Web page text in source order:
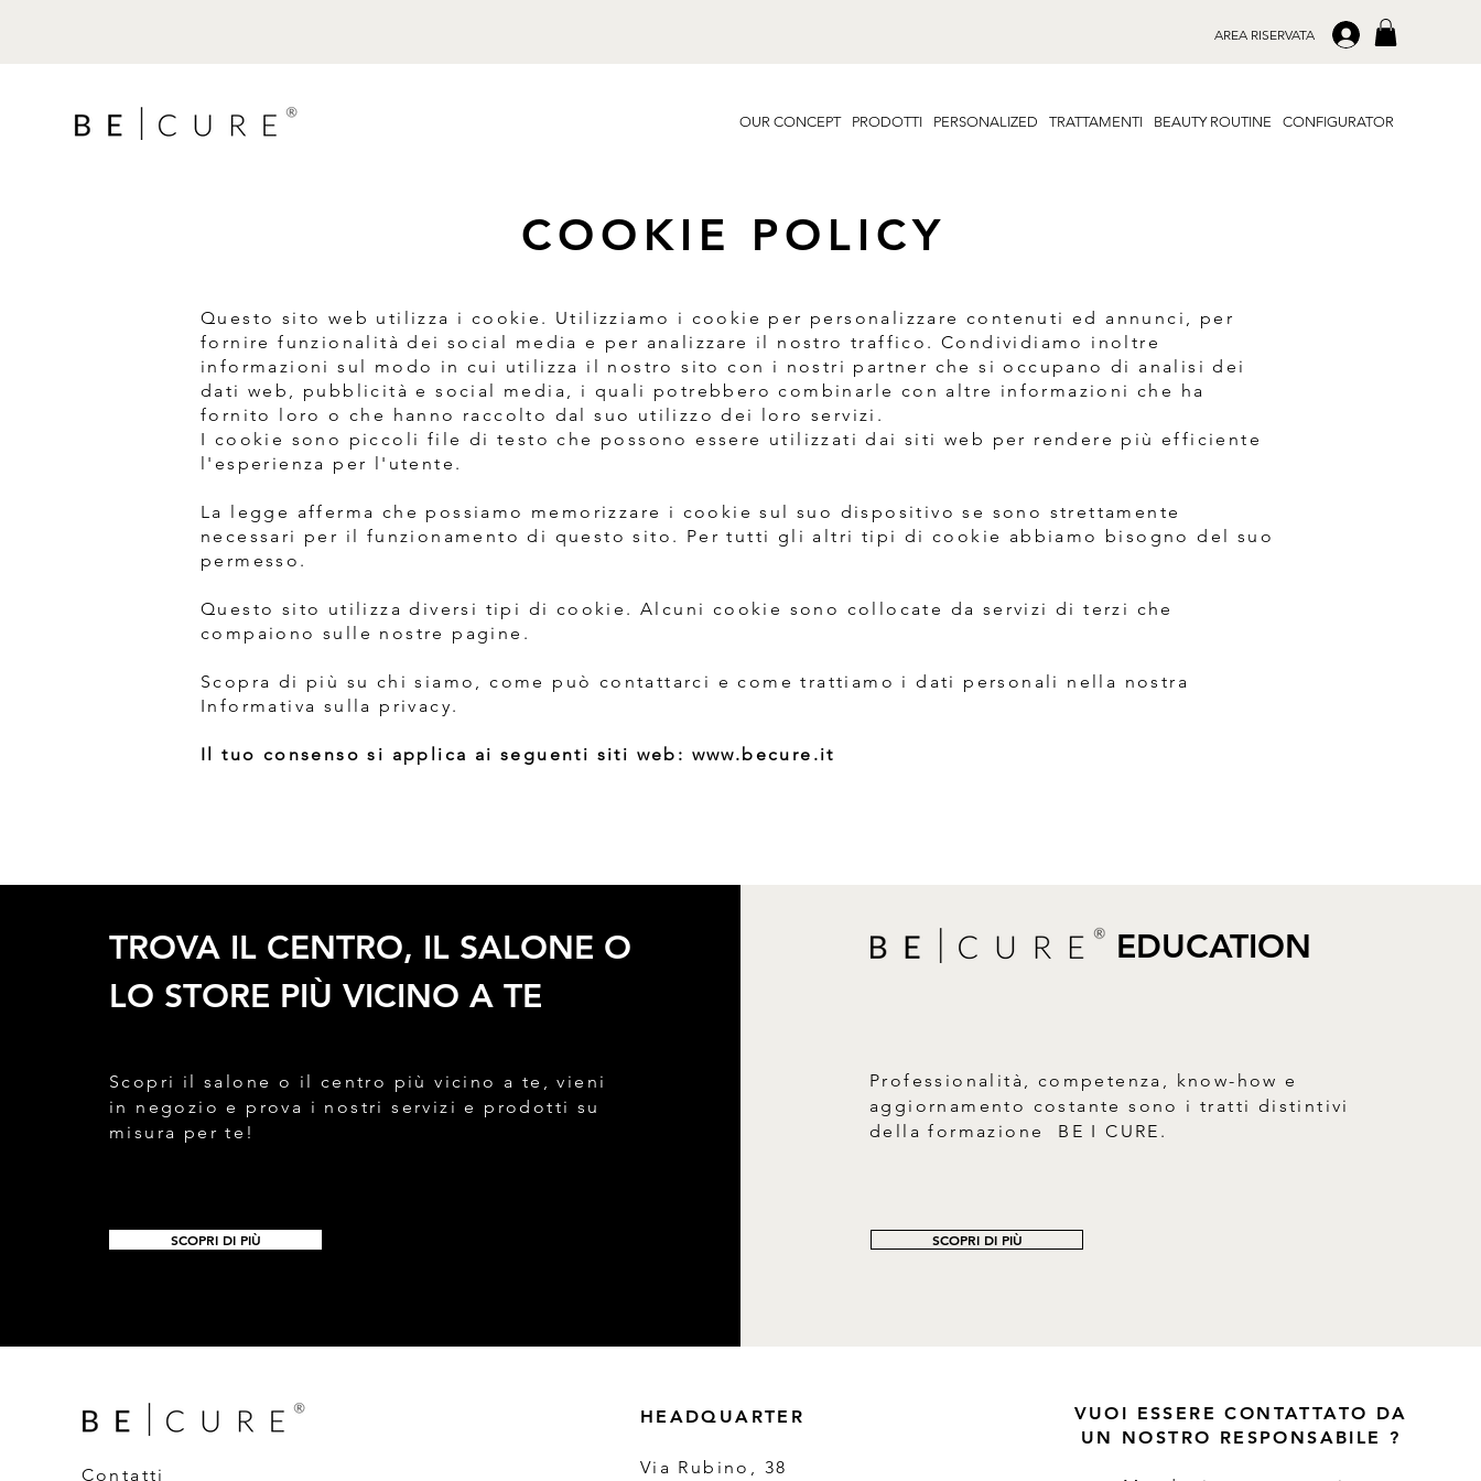
AREA RISERVATA .
OUR CONCEPT PRODOTTI PERSONALIZED TRATTAMENTI BEAUTY ROUTINE CONFIGURATOR
COOKIE POLICY
Questo sito web utilizza i cookie. Utilizziamo i cookie per personalizzare contenuti ed annunci, per
fornire funzionalità dei social media e per analizzare il nostro traffico. Condividiamo inoltre
informazioni sul modo in cui utilizza il nostro sito con i nostri partner che si occupano di analisi dei
dati web, pubblicità e social media, i quali potrebbero combinarle con altre informazioni che ha
fornito loro o che hanno raccolto dal suo utilizzo dei loro servizi.
I cookie sono piccoli file di testo che possono essere utilizzati dai siti web per rendere più efficiente
l'esperienza per l'utente.
La legge afferma che possiamo memorizzare i cookie sul suo dispositivo se sono strettamente
necessari per il funzionamento di questo sito. Per tutti gli altri tipi di cookie abbiamo bisogno del suo
permesso.
Questo sito utilizza diversi tipi di cookie. Alcuni cookie sono collocate da servizi di terzi che
compaiono sulle nostre pagine.
Scopra di più su chi siamo, come può contattarci e come trattiamo i dati personali nella nostra
Informativa sulla privacy.
Il tuo consenso si applica ai seguenti siti web: www.becure.it
TROVA IL CENTRO, IL SALONE O
LO STORE PIÙ VICINO A TE
Scopri il salone o il centro più vicino a te, vieni
in negozio e prova i nostri servizi e prodotti su
misura per te!
SCOPRI DI PIÙ
EDUCATION
Professionalità, competenza, know-how e
aggiornamento costante sono i tratti distintivi
della formazione BE I CURE.
SCOPRI DI PIÙ
Contatti
HEADQUARTER
Via Rubino, 38
VUOI ESSERE CONTATTATO DA
UN NOSTRO RESPONSABILE ?